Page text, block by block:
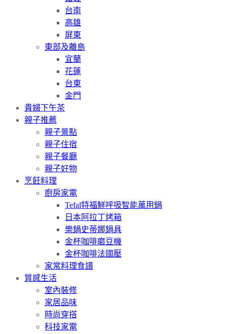
台南
高雄
屏東
東部及離島
宜蘭
花蓮
台東
金門
貴婦下午茶
親子推薦
親子景點
親子住宿
親子餐廳
親子好物
烹飪料理
廚房家電
Tefal特福鮮呼吸智能萬用鍋
日本阿拉丁烤箱
樂鍋史蒂娜鍋具
金杯咖啡磨豆機
金杯咖啡法國壓
家常料理食譜
質感生活
室內裝修
家居品味
時尚穿搭
科技家電